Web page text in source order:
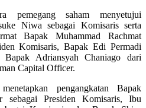
saham menyetujui
Niwa sebagai Komisaris serta
Bapak Muhammad Rachmat
Komisaris, Bapak Edi Permadi
Adriansyah Chaniago dari
Capital Officer.
pengangkatan Bapak
sebagai Presiden Komisaris, Ibu